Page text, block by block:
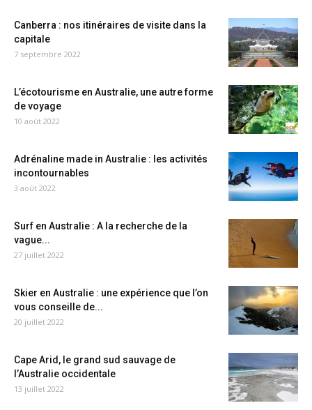
Canberra : nos itinéraires de visite dans la
capitale
7 septembre 2022
L’écotourisme en Australie, une autre forme
de voyage
10 août 2022
Adrénaline made in Australie : les activités
incontournables
3 août 2022
Surf en Australie : A la recherche de la
vague...
27 juillet 2022
Skier en Australie : une expérience que l’on
vous conseille de...
20 juillet 2022
Cape Arid, le grand sud sauvage de
l’Australie occidentale
13 juillet 2022